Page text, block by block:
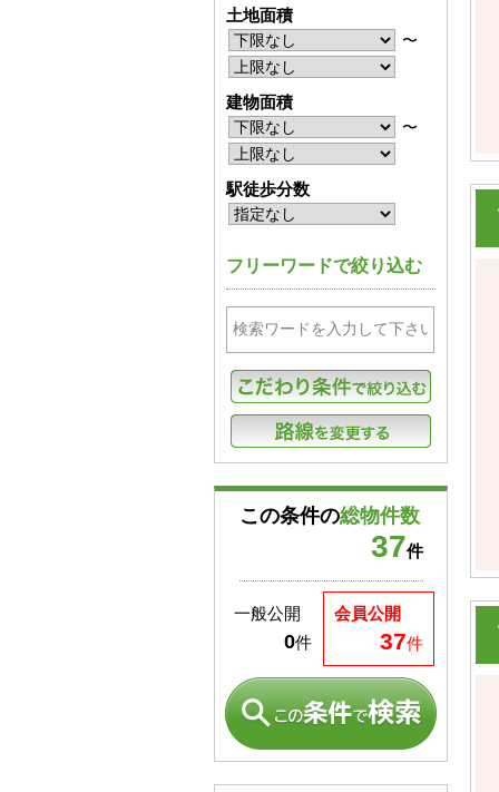
土地面積
〜
建物面積
〜
駅徒歩分数
フリーワードで絞り込む
この条件の総物件数
37件
会員公開
37件
一般公開
0件